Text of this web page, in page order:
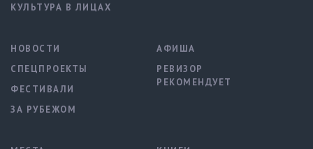
КУЛЬТУРА В ЛИЦАХ
НОВОСТИ
СПЕЦПРОЕКТЫ
ФЕСТИВАЛИ
ЗА РУБЕЖОМ
АФИША
РЕВИЗОР
РЕКОМЕНДУЕТ